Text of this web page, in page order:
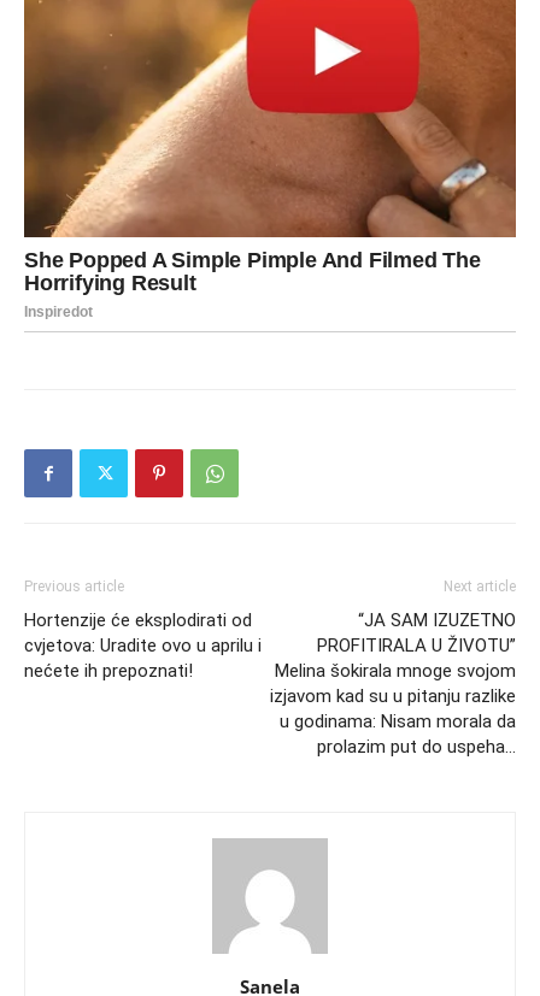
Previous article
Hortenzije će eksplodirati od
cvjetova: Uradite ovo u aprilu i
nećete ih prepoznati!
Next article
“JA SAM IZUZETNO
PROFITIRALA U ŽIVOTU”
Melina šokirala mnoge svojom
izjavom kad su u pitanju razlike
u godinama: Nisam morala da
prolazim put do uspeha…
Sanela